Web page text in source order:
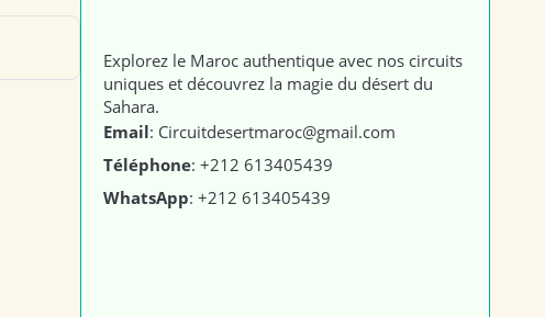
Explorez le Maroc authentique avec nos circuits
uniques et découvrez la magie du désert du
Sahara.
Email: Circuitdesertmaroc@gmail.com
Téléphone: +212 613405439
WhatsApp: +212 613405439